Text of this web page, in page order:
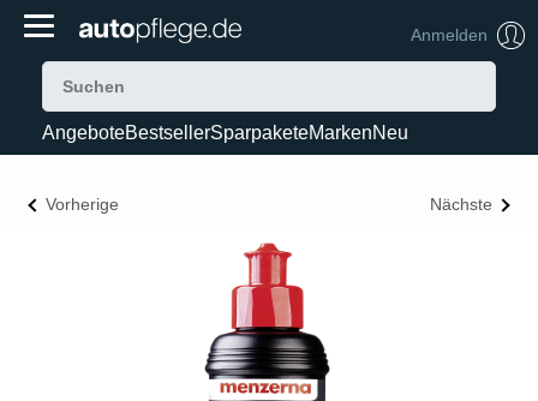
Anmelden
AngeboteBestsellerSparpaketeMarkenNeu
Vorherige Nächste